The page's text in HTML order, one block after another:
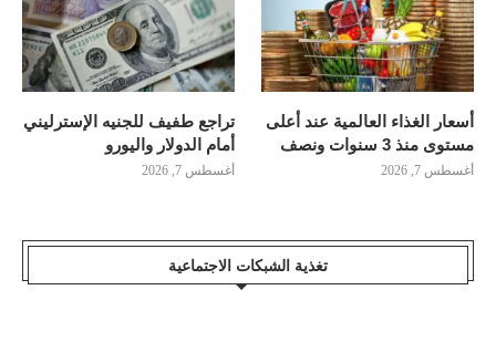
أسعار الغذاء العالمية عند أعلى
مستوى منذ 3 سنوات ونصف
أغسطس 7, 2026
تراجع طفيف للجنيه الإسترليني
أمام الدولار واليورو
أغسطس 7, 2026
تغذية الشبكات الاجتماعية